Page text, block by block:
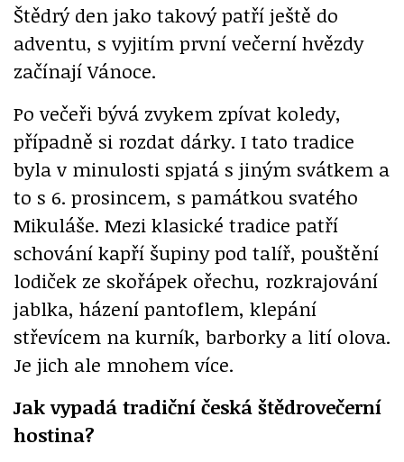
Štědrý den jako takový patří ještě do
adventu, s vyjitím první večerní hvězdy
začínají Vánoce.
Po večeři bývá zvykem zpívat koledy,
případně si rozdat dárky. I tato tradice
byla v minulosti spjatá s jiným svátkem a
to s 6. prosincem, s památkou svatého
Mikuláše. Mezi klasické tradice patří
schování kapří šupiny pod talíř, pouštění
lodiček ze skořápek ořechu, rozkrajování
jablka, házení pantoflem, klepání
střevícem na kurník, barborky a lití olova.
Je jich ale mnohem více.
Jak vypadá tradiční česká štědrovečerní
hostina?